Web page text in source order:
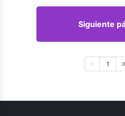
Siguiente
1